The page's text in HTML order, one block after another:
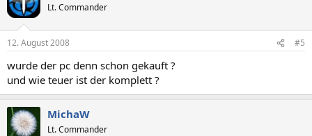
Lt. Commander
12. August 2008 #5
wurde der pc denn schon gekauft ?
und wie teuer ist der komplett ?
MichaW
Lt. Commander